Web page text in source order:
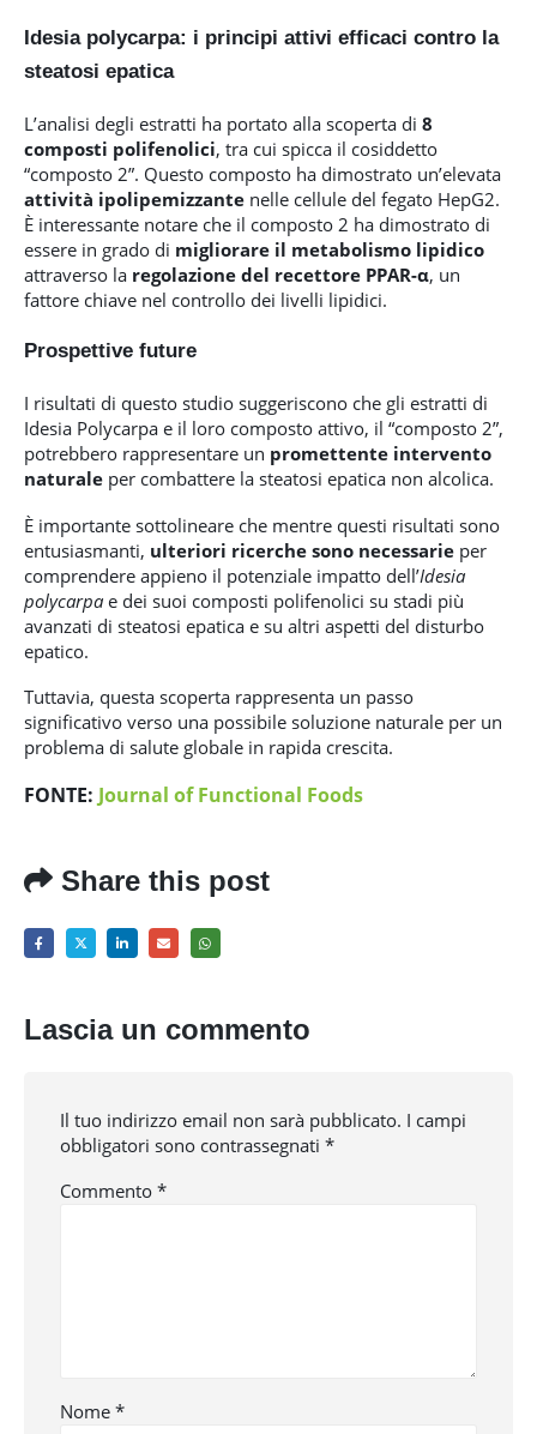
Idesia polycarpa: i principi attivi efficaci contro la
steatosi epatica
L’analisi degli estratti ha portato alla scoperta di 8
composti polifenolici, tra cui spicca il cosiddetto
“composto 2”. Questo composto ha dimostrato un’elevata
attività ipolipemizzante nelle cellule del fegato HepG2.
È interessante notare che il composto 2 ha dimostrato di
essere in grado di migliorare il metabolismo lipidico
attraverso la regolazione del recettore PPAR-α, un
fattore chiave nel controllo dei livelli lipidici.
Prospettive future
I risultati di questo studio suggeriscono che gli estratti di
Idesia Polycarpa e il loro composto attivo, il “composto 2”,
potrebbero rappresentare un promettente intervento
naturale per combattere la steatosi epatica non alcolica.
È importante sottolineare che mentre questi risultati sono
entusiasmanti, ulteriori ricerche sono necessarie per
comprendere appieno il potenziale impatto dell’Idesia
polycarpa e dei suoi composti polifenolici su stadi più
avanzati di steatosi epatica e su altri aspetti del disturbo
epatico.
Tuttavia, questa scoperta rappresenta un passo
significativo verso una possibile soluzione naturale per un
problema di salute globale in rapida crescita.
FONTE: Journal of Functional Foods
Share this post
Lascia un commento
Il tuo indirizzo email non sarà pubblicato. I campi
obbligatori sono contrassegnati *
Commento *
Nome *